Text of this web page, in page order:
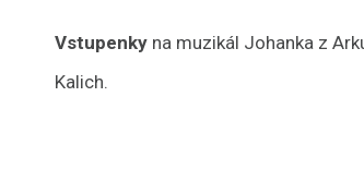
Vstupenky na muzikál Johanka z
Kalich.